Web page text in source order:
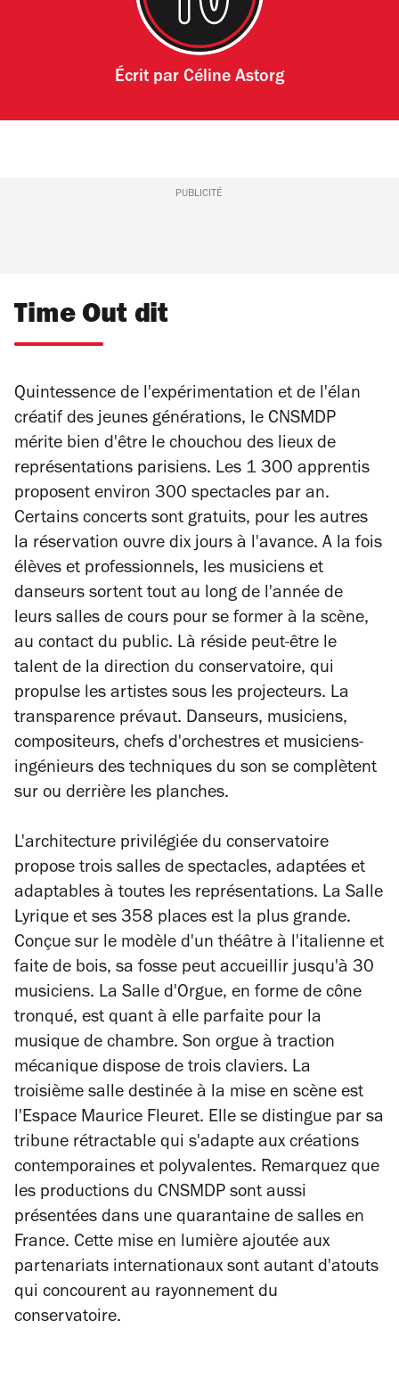
Écrit par Céline Astorg
PUBLICITÉ
Time Out dit
Quintessence de l'expérimentation et de l'élan
créatif des jeunes générations, le CNSMDP
mérite bien d'être le chouchou des lieux de
représentations parisiens. Les 1 300 apprentis
proposent environ 300 spectacles par an.
Certains concerts sont gratuits, pour les autres
la réservation ouvre dix jours à l'avance. A la fois
élèves et professionnels, les musiciens et
danseurs sortent tout au long de l'année de
leurs salles de cours pour se former à la scène,
au contact du public. Là réside peut-être le
talent de la direction du conservatoire, qui
propulse les artistes sous les projecteurs. La
transparence prévaut. Danseurs, musiciens,
compositeurs, chefs d'orchestres et musiciens-
ingénieurs des techniques du son se complètent
sur ou derrière les planches.
L'architecture privilégiée du conservatoire
propose trois salles de spectacles, adaptées et
adaptables à toutes les représentations. La Salle
Lyrique et ses 358 places est la plus grande.
Conçue sur le modèle d'un théâtre à l'italienne et
faite de bois, sa fosse peut accueillir jusqu'à 30
musiciens. La Salle d'Orgue, en forme de cône
tronqué, est quant à elle parfaite pour la
musique de chambre. Son orgue à traction
mécanique dispose de trois claviers. La
troisième salle destinée à la mise en scène est
l'Espace Maurice Fleuret. Elle se distingue par sa
tribune rétractable qui s'adapte aux créations
contemporaines et polyvalentes. Remarquez que
les productions du CNSMDP sont aussi
présentées dans une quarantaine de salles en
France. Cette mise en lumière ajoutée aux
partenariats internationaux sont autant d'atouts
qui concourent au rayonnement du
conservatoire.